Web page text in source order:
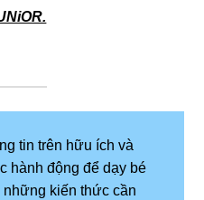
tin trên hữu ích và
hành động để dạy bé
kiến thức cần